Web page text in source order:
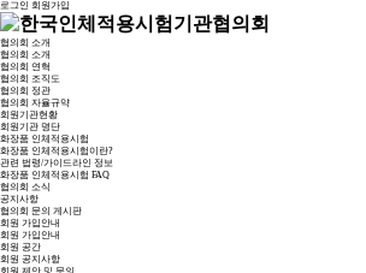
로그인 회원가입
협의회 소개
협의회 소개
협의회 연혁
협의회 조직도
협의회 정관
협의회 자율규약
회원기관현황
회원기관 명단
화장품 인체적용시험
화장품 인체적용시험이란?
관련 법령/가이드라인 정보
화장품 인체적용시험 FAQ
협의회 소식
공지사항
협의회 문의 게시판
회원 가입안내
회원 가입안내
회원 공간
회원 공지사항